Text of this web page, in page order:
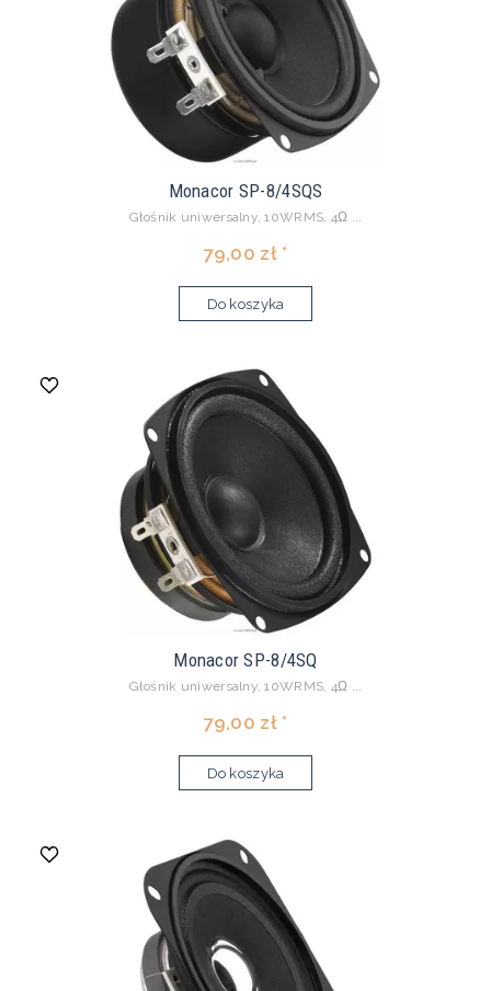
Monacor SP-8/4SQS
Głośnik uniwersalny, 10WRMS, 4Ω ...
79,00 zł *
Do koszyka
Monacor SP-8/4SQ
Głośnik uniwersalny, 10WRMS, 4Ω ...
79,00 zł *
Do koszyka